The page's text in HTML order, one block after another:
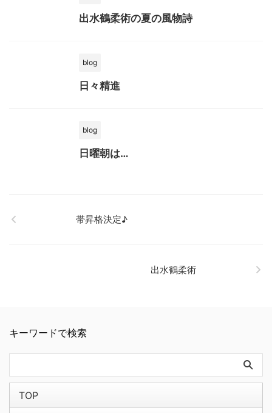
出水鶴柔術の夏の風物詩
blog
日々精進
blog
日曜朝は…
帯昇格決定♪
出水鶴柔術
キーワードで検索
TOP